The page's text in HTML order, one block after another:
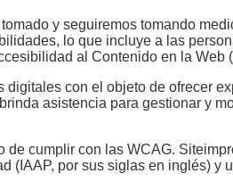
y seguiremos tomando
lo que incluye a las
al Contenido en la Web
digitales con el objeto de ofrecer
asistencia para gestionar y
de cumplir con las WCAG.
(IAAP, por sus siglas en inglés) y